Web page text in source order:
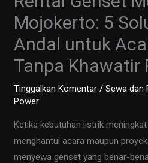
Mojokerto: 5
Andal untuk
Tanpa Khawatir
Tinggalkan Komentar /Sewa dan
Power
Ketika kebutuhan listrik
menghantui acara maupun
menyewa genset yang benar-